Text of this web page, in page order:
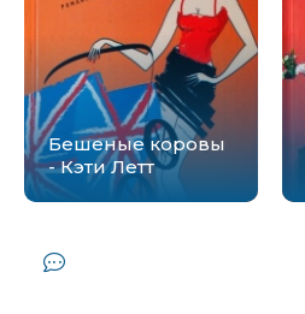
Бешеные коровы
- Кэти Летт